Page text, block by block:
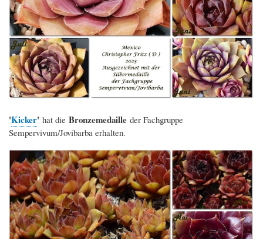
'Kicker' hat die Bronzemedaille der Fachgruppe
Sempervivum/Jovibarba erhalten.